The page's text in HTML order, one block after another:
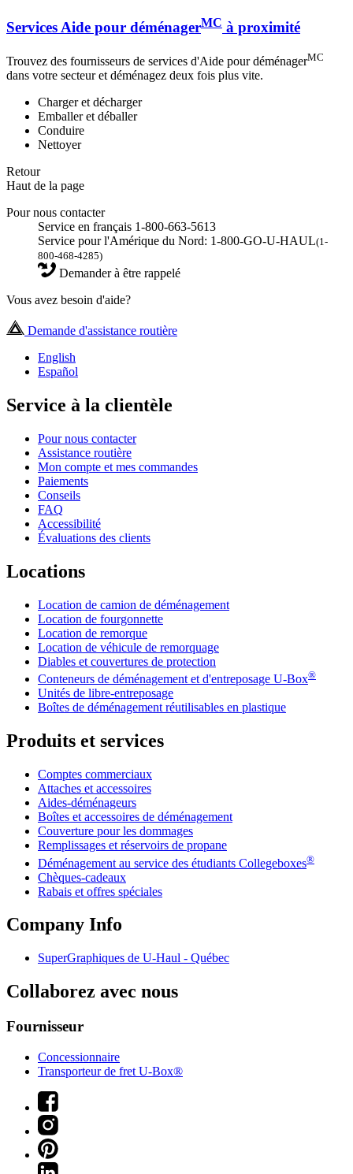
Services Aide pour déménagerMC à proximité
Trouvez des fournisseurs de services d'Aide pour déménagerMC
dans votre secteur et déménagez deux fois plus vite.
Charger et décharger
Emballer et déballer
Conduire
Nettoyer
Retour
Haut de la page
Pour nous contacter
Service en français 1-800-663-5613
Service pour l'Amérique du Nord: 1-800-GO-U-HAUL(1-
800-468-4285)
Demander à être rappelé
Vous avez besoin d'aide?
Demande d'assistance routière
English
Español
Service à la clientèle
Pour nous contacter
Assistance routière
Mon compte et mes commandes
Paiements
Conseils
FAQ
Accessibilité
Évaluations des clients
Locations
Location de camion de déménagement
Location de fourgonnette
Location de remorque
Location de véhicule de remorquage
Diables et couvertures de protection
Conteneurs de déménagement et d'entreposage U-Box®
Unités de libre-entreposage
Boîtes de déménagement réutilisables en plastique
Produits et services
Comptes commerciaux
Attaches et accessoires
Aides-déménageurs
Boîtes et accessoires de déménagement
Couverture pour les dommages
Remplissages et réservoirs de propane
Déménagement au service des étudiants Collegeboxes®
Chèques-cadeaux
Rabais et offres spéciales
Company Info
SuperGraphiques de U-Haul - Québec
Collaborez avec nous
Fournisseur
Concessionnaire
Transporteur de fret U-Box®